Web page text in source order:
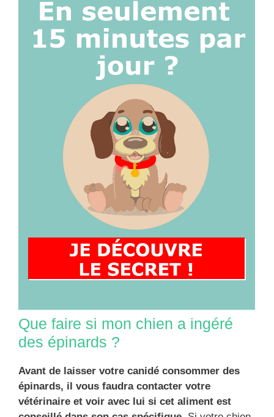
Que faire si mon chien a ingéré
des épinards ?
Avant de laisser votre canidé consommer des
épinards, il vous faudra contacter votre
vétérinaire et voir avec lui si cet aliment est